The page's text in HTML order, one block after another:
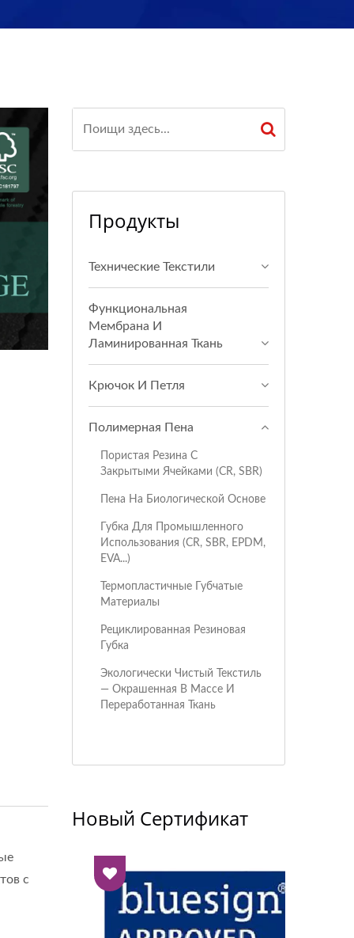
с
Продукты
Технические Текстили
Функциональная
Мембрана И
Ламинированная Ткань
Крючок И Петля
Полимерная Пена
Пористая Резина С
Закрытыми Ячейками (CR, SBR)
Пена На Биологической Основе
Губка Для Промышленного
Использования (CR, SBR, EPDM,
EVA...)
Термопластичные Губчатые
Материалы
Рециклированная Резиновая
Губка
Экологически Чистый Текстиль
— Окрашенная В Массе И
Переработанная Ткань
Новый Сертификат